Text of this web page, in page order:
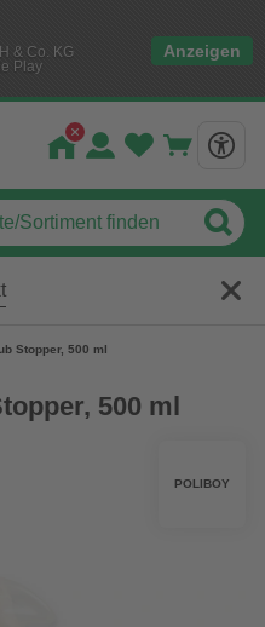
& Co. KG
Play
Anzeigen
Stopper, 500 ml
500 ml
POLIBOY